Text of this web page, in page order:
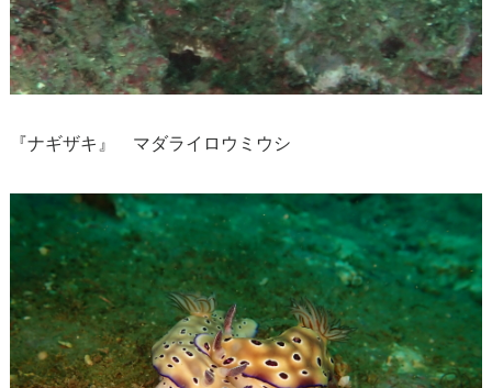
『ナギザキ』 マダライロウミウシ